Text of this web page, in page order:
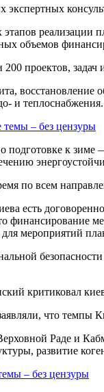
этапов реализации
объемов
проектов,
восстановление
и теплоснабжения.
– без цензуры
подготовке к
по всем
есть
финансирование
для мероприятий
критиковал
что темпы
Раде и
развитие
– без цензуры